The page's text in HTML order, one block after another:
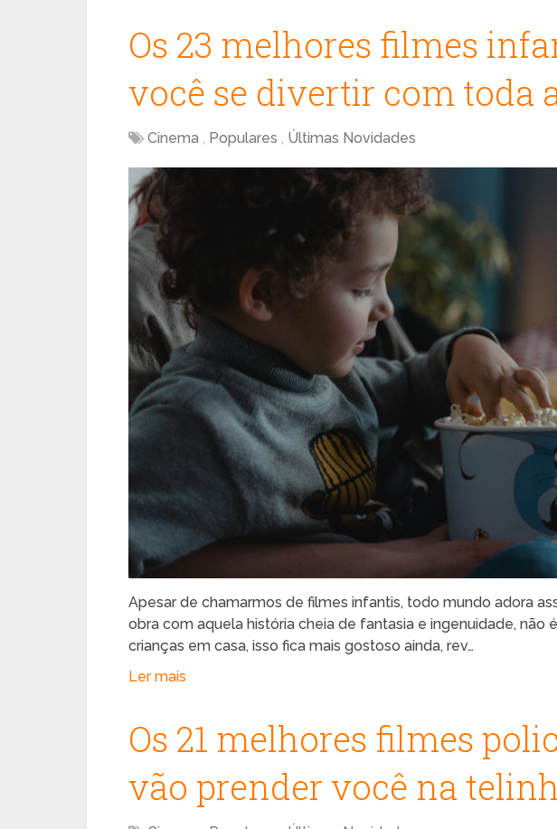
Os 23 melhores filmes
você se divertir com toda
Cinema , Populares , Últimas Novidades
Apesar de chamarmos de filmes infantis, todo mundo adora
obra com aquela história cheia de fantasia e ingenuidade, não
crianças em casa, isso fica mais gostoso ainda, rev…
Ler mais
Os 21 melhores filmes
vão prender você na